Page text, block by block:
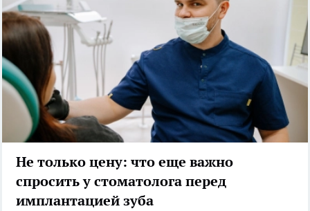
Не только цену: что еще важно
спросить у стоматолога перед
имплантацией зуба